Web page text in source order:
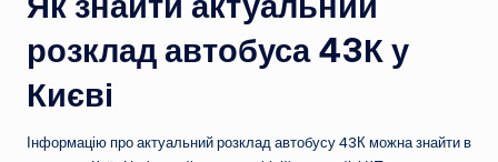
розклад автобуса 43К у
Києві
Інформацію про актуальний розклад автобусу 43К можна знайти в